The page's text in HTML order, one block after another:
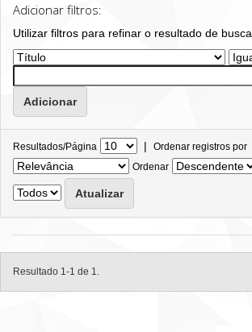
Adicionar filtros:
Utilizar filtros para refinar o resultado de busca.
Resultados/Página | Ordenar registros por
Ordenar
Resultado 1-1 de 1.